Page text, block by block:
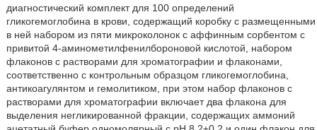
диагностический комплект для 100 определений
гликогемоглобина в крови, содержащий коробку с размещенными
в ней набором из пяти микроколонок с аффинным сорбентом с
привитой 4-аминометилфенилбороновой кислотой, набором
флаконов с растворами для хроматографии и флаконами,
соответственно с контрольным образцом гликогемоглобина,
антикоагулянтом и гемолитиком, при этом набор флаконов с
растворами для хроматографии включает два флакона для
выделения негликированной фракции, содержащих аммоний